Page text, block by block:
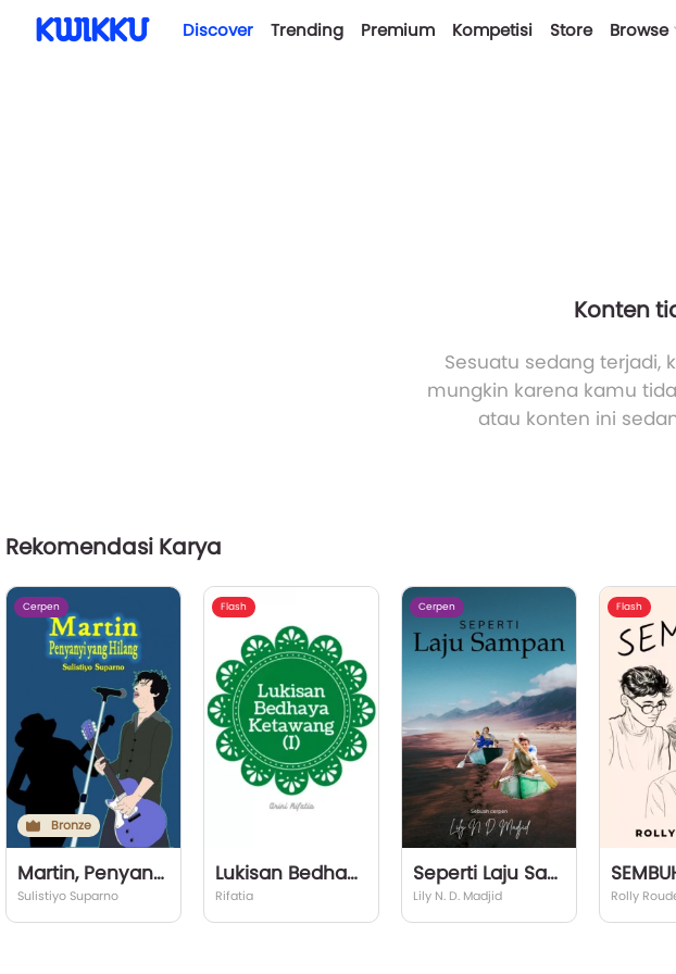
Discover Trending Premium Kompetisi Store Browse
Konten
Sesuatu sedang terjadi,
mungkin karena kamu
atau konten ini
Rekomendasi Karya
Cerpen
Bronze
Martin, Penyanyi yang Hilang
Sulistiyo Suparno
Flash
Lukisan Bedhaya Ketawang (I)
Rifatia
Cerpen
Seperti Laju Sampan
Lily N. D. Madjid
Flash
Rolly